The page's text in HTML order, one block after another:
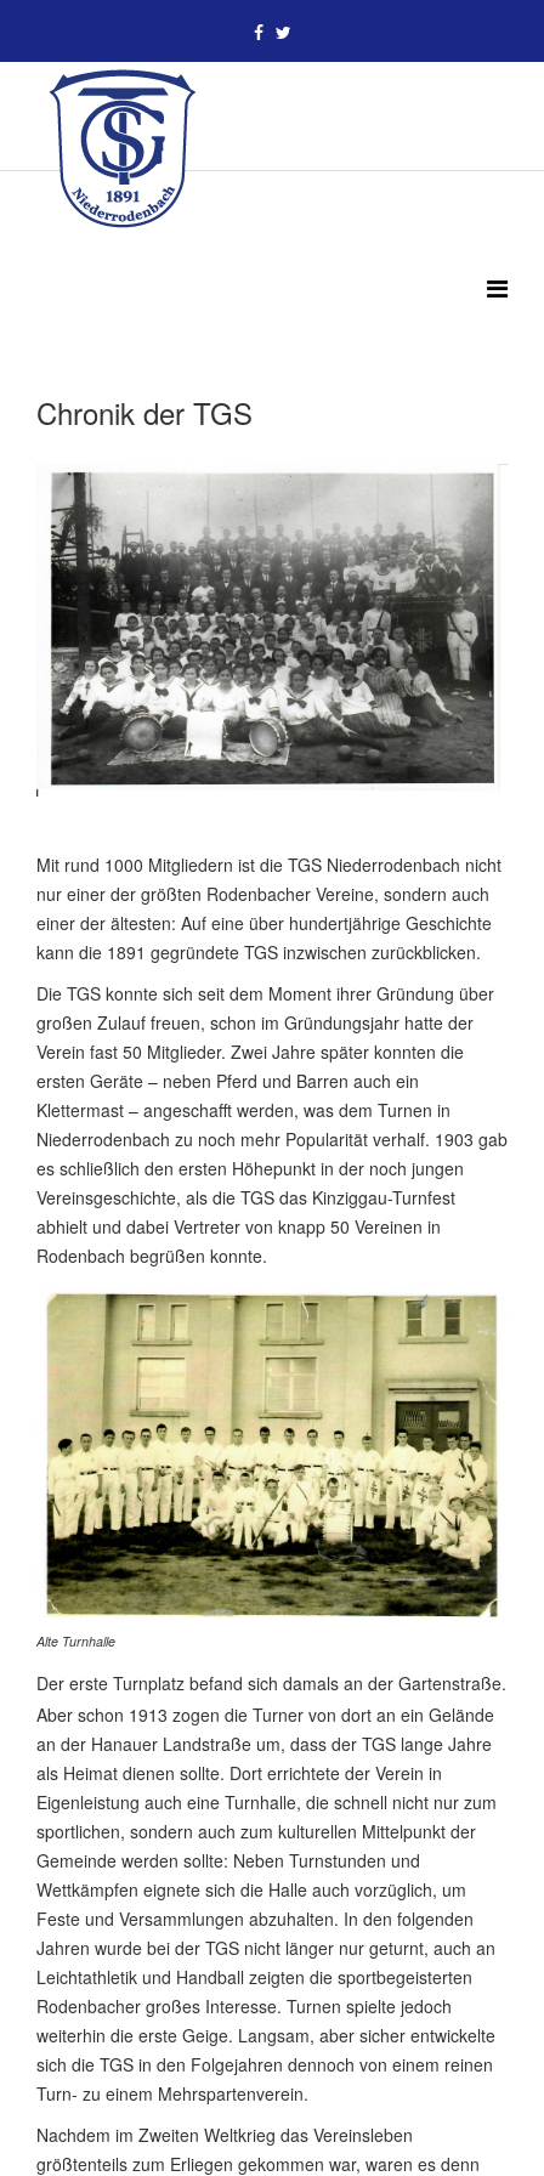
Chronik der TGS
Mit rund 1000 Mitgliedern ist die TGS Niederrodenbach nicht
nur einer der größten Rodenbacher Vereine, sondern auch
einer der ältesten: Auf eine über hundertjährige Geschichte
kann die 1891 gegründete TGS inzwischen zurückblicken.
Die TGS konnte sich seit dem Moment ihrer Gründung über
großen Zulauf freuen, schon im Gründungsjahr hatte der
Verein fast 50 Mitglieder. Zwei Jahre später konnten die
ersten Geräte – neben Pferd und Barren auch ein
Klettermast – angeschafft werden, was dem Turnen in
Niederrodenbach zu noch mehr Popularität verhalf. 1903 gab
es schließlich den ersten Höhepunkt in der noch jungen
Vereinsgeschichte, als die TGS das Kinziggau-Turnfest
abhielt und dabei Vertreter von knapp 50 Vereinen in
Rodenbach begrüßen konnte.
Alte Turnhalle
Der erste Turnplatz befand sich damals an der Gartenstraße.
Aber schon 1913 zogen die Turner von dort an ein Gelände
an der Hanauer Landstraße um, dass der TGS lange Jahre
als Heimat dienen sollte. Dort errichtete der Verein in
Eigenleistung auch eine Turnhalle, die schnell nicht nur zum
sportlichen, sondern auch zum kulturellen Mittelpunkt der
Gemeinde werden sollte: Neben Turnstunden und
Wettkämpfen eignete sich die Halle auch vorzüglich, um
Feste und Versammlungen abzuhalten. In den folgenden
Jahren wurde bei der TGS nicht länger nur geturnt, auch an
Leichtathletik und Handball zeigten die sportbegeisterten
Rodenbacher großes Interesse. Turnen spielte jedoch
weiterhin die erste Geige. Langsam, aber sicher entwickelte
sich die TGS in den Folgejahren dennoch von einem reinen
Turn- zu einem Mehrspartenverein.
Nachdem im Zweiten Weltkrieg das Vereinsleben
größtenteils zum Erliegen gekommen war, waren es denn